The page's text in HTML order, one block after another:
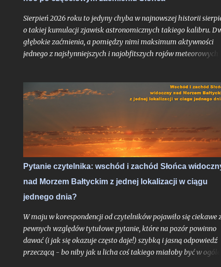
zaćmienie Słońc...
Sierpień 2026 roku to jedyny chyba w najnowszej historii
o takiej kumulacji zjawisk astronomicznych takiego kalibru.
głębokie zaćmienia, a pomiędzy nimi maksimum aktywności
jednego z najsłynniejszych i najobfitszych rojów meteorowych
trudne do przebicia otwarcie nowego sezonu z nocami
astronomicznymi. Do pełni szczęścia brakowałby chyba tylko
dwóch lat - nawet takie scenariusze bywają realne. Po
zachęcie do obserwacji sierpniowych zaćmień zapraszam na
wskazówek odnośnie najbardziej lubianego przez amatorów
wakacyjnego roju meteorów, których tylko w jedną noc
ujrzeć więcej, niż większość ludzi zobaczy przez całe życie.
Oczywiście jak zawsze pod głównym warunkiem: jeśli
zachmurzenie zrobi sobie od nas wakacje...
Pytanie czytelnika: wschód i zachód Słońca
nad Morzem Bałtyckim z jednej lokalizacji w ciągu
jednego dnia?
W maju w korespondencji od czytelników pojawiło się ciekawe
pewnych względów tytułowe pytanie, które na pozór powinno
dawać (i jak się okazuje często daje!) szybką i jasną odpowiedź
przeczącą - bo niby jak u licha coś takiego miałoby być w ogóle